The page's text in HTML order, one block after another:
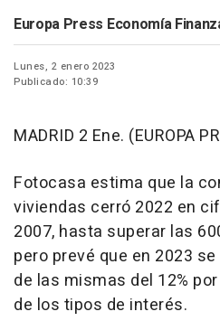
Europa Press Economía
Lunes, 2 enero 2023
Publicado: 10:39
MADRID 2 Ene. (EUROPA
Fotocasa estima que la
viviendas cerró 2022 en
2007, hasta superar las
pero prevé que en 2023
de las mismas del 12%
de los tipos de interés.